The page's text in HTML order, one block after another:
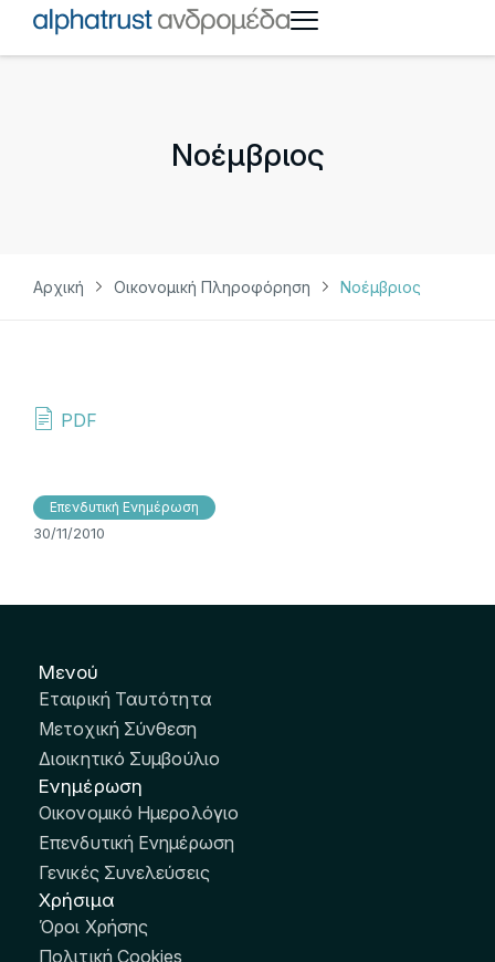
Νοέμβριος
Αρχική Οικονομική Πληροφόρηση Νοέμβριος
PDF
Επενδυτική Ενημέρωση
30/11/2010
Μενού
Εταιρική Ταυτότητα
Μετοχική Σύνθεση
Διοικητικό Συμβούλιο
Ενημέρωση
Οικονομικό Ημερολόγιο
Επενδυτική Ενημέρωση
Γενικές Συνελεύσεις
Χρήσιμα
Όροι Χρήσης
Πολιτική Cookies